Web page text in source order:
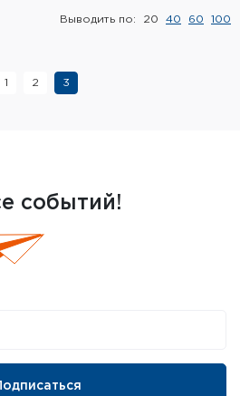
и зарядные
оружия
Выводить по: 20 40 60 100
1 2 3
событий!